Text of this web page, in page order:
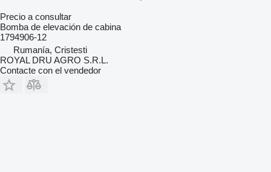
Precio a consultar
Bomba de elevación de cabina
1794906-12
Rumanía, Cristesti
ROYAL DRU AGRO S.R.L.
Contacte con el vendedor